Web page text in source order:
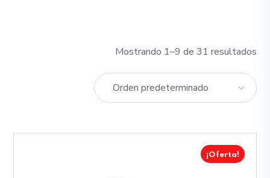
Mostrando 1–9 de 31 resultados
¡Oferta!